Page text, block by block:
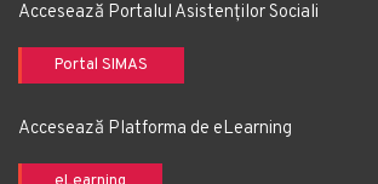
Accesează Portalul Asistenților Sociali
Portal SIMAS
Accesează Platforma de eLearning